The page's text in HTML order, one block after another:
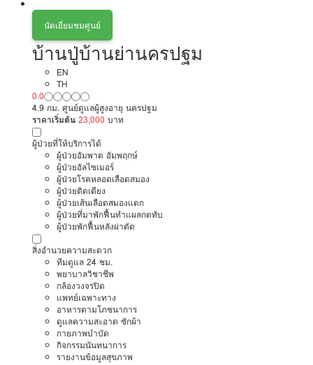
นัดเยี่ยมชมศูนย์
บ้านปู่บ้านย่านครปฐม
EN
TH
0.0
4.9 กม. ศูนย์ดูแลผู้สูงอายุ นครปฐม
ราคาเริ่มต้น 23,000 บาท
ผู้ป่วยที่ให้บริการได้
ผู้ป่วยอัมพาต อัมพฤกษ์
ผู้ป่วยอัลไซเมอร์
ผู้ป่วยโรคหลอดเลือดสมอง
ผู้ป่วยติดเตียง
ผู้ป่วยเส้นเลือดสมองแตก
ผู้ป่วยที่มาพักฟื้นทำแผลกดทับ
ผู้ป่วยพักฟื้นหลังผ่าตัด
สิ่งอำนวยความสะดวก
ทีมดูแล 24 ชม.
พยาบาลวิชาชีพ
กล้องวงจรปิด
แพทย์เฉพาะทาง
อาหารตามโภชนาการ
ดูแลความสะอาด ซักผ้า
กายภาพบำบัด
กิจกรรมนันทนาการ
รายงานข้อมูลสุขภาพ